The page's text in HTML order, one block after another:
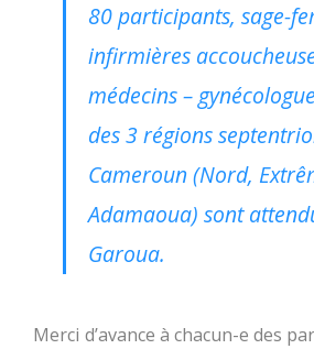
80 participants, sage-
infirmières
médecins –
des 3 régions
Cameroun (Nord,
Adamaoua)sont
Garoua.
Merci d’avance à chacun-e des